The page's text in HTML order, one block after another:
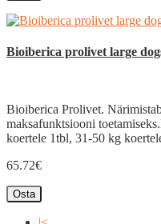
Bioiberica prolivet large
Bioiberica Prolivet.
maksafunktsiooni
koertele 1tbl, 31-50 kg
65.72€
Osta